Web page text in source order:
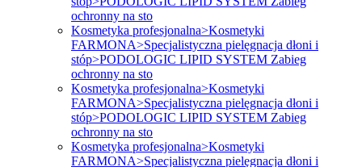
ochronny na sto
Kosmetyka profesjonalna>Kosmetyki
FARMONA>Specjalistyczna pielęgnacja dłoni i
stóp>PODOLOGIC LIPID SYSTEM Zabieg
ochronny na sto
Kosmetyka profesjonalna>Kosmetyki
FARMONA>Specjalistyczna pielęgnacja dłoni i
stóp>PODOLOGIC LIPID SYSTEM Zabieg
ochronny na sto
Kosmetyka profesjonalna>Kosmetyki
FARMONA>Specjalistyczna pielęgnacja dłoni i